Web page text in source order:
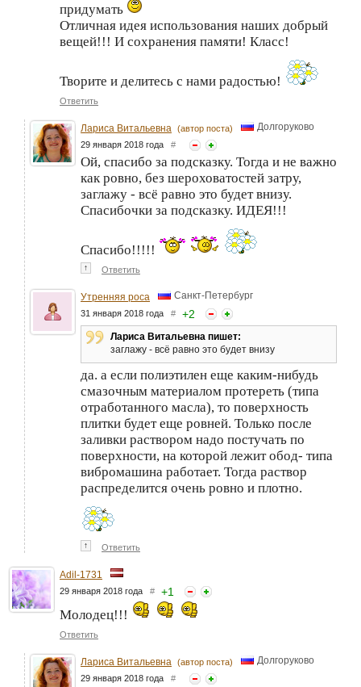
придумать
Отличная идея использования наших добрый
вещей!!! И сохранения памяти! Класс!
Творите и делитесь с нами радостью!
Ответить
Лариса Витальевна (автор поста) Долгоруково
29 января 2018 года #
Ой, спасибо за подсказку. Тогда и не важно
как ровно, без шероховатостей затру,
заглажу - всё равно это будет внизу.
Спасибочки за подсказку. ИДЕЯ!!!
Спасибо!!!!!
↑ Ответить
Утренняя роса Санкт-Петербург
31 января 2018 года # +2
Лариса Витальевна пишет:
заглажу - всё равно это будет внизу
да. а если полиэтилен еще каким-нибудь
смазочным материалом протереть (типа
отработанного масла), то поверхность
плитки будет еще ровней. Только после
заливки раствором надо постучать по
поверхности, на которой лежит обод- типа
вибромашина работает. Тогда раствор
распределится очень ровно и плотно.
↑ Ответить
Adil-1731
29 января 2018 года # +1
Молодец!!!
Ответить
Лариса Витальевна (автор поста) Долгоруково
29 января 2018 года #